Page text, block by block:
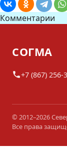
Комментарии
СОГМА
+7 (867) 256-
© 2012–2026
Все права